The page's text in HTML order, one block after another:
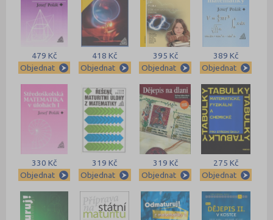
479 Kč
Objednat
418 Kč
Objednat
395 Kč
Objednat
389 Kč
Objednat
330 Kč
Objednat
319 Kč
Objednat
319 Kč
Objednat
275 Kč
Objednat